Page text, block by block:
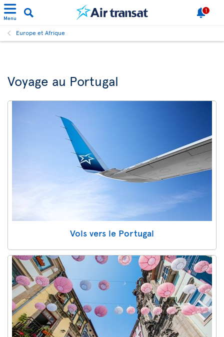
Menu
1
Europe et Afrique
Voyage au Portugal
Vols vers le Portugal